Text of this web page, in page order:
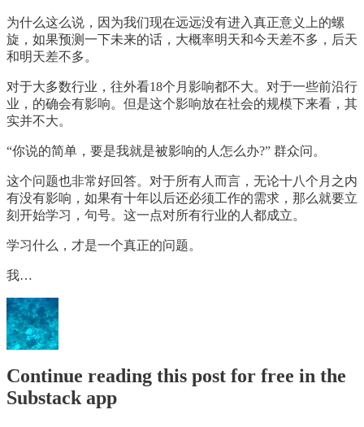
为什么这么说，因为我们现在远远没有进入真正意义上的螺
旋，如果预测一下未来的话，大概率明天和今天差不多，后天
和明天差不多。
对于大多数行业，往外看18个月影响都不大。对于一些前沿行
业，的确会有影响。但是这个影响放在社会的规模下来看，其
实并不大。
“你说的简单，要是我就是被影响的人怎么办?” 群众问。
这个问题也非常好回答。对于所有人而言，无论十八个月之内
有没有影响，如果有十年以后还必须工作的需求，那么就要立
刻开始学习，句号。这一点对所有行业的人都成立。
学习什么，才是一个真正的问题。
我…
Continue reading this post for free in the
Substack app